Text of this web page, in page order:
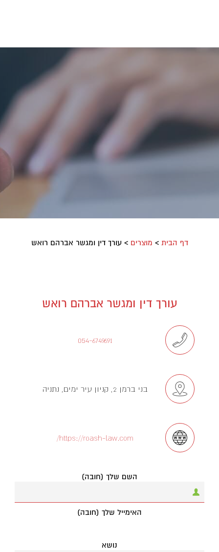
דף הבית > מוצרים > עורך דין ומגשר אברהם רואש
עורך דין ומגשר אברהם רואש
054-6749691
בני ברמן 2, קניון עיר ימים, נתניה
https://roash-law.com/
השם שלך (חובה)
האימייל שלך (חובה)
נושא